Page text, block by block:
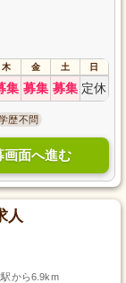
木 金 土 日
集 募集 募集 定休
歴不問
画面へ進む
人
から6.9km